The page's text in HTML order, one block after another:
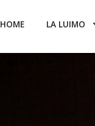
HOME LA LUIMO